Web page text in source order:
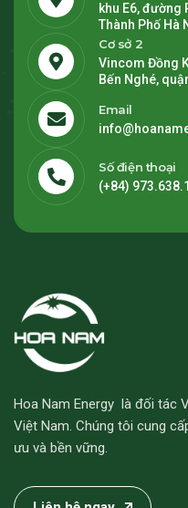
khu E6, đường
Thành Phố Hà
Cơ sở 2
Vincom Đồng
Bến Nghé,
Email
Số điện thoại
(+84)
Hoa Nam Energy là đối tác
Việt Nam. Chúng tôi cung
ưu và bền vững.